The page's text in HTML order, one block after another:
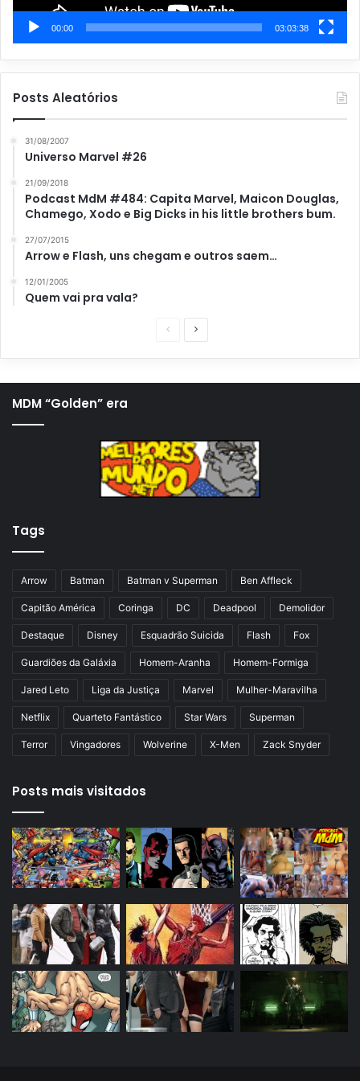
00:00 03:03:38
Posts Aleatórios
31/08/2007
Universo Marvel #26
21/09/2018
Podcast MdM #484: Capita Marvel, Maicon Douglas,
Chamego, Xodo e Big Dicks in his little brothers bum.
27/07/2015
Arrow e Flash, uns chegam e outros saem…
12/01/2005
Quem vai pra vala?
a
a
n
m
a
p
n
MDM “Golden” era
Tags
Arrow Batman Batman v Superman Ben Affleck
Capitão América Coringa DC Deadpool Demolidor
Destaque Disney Esquadrão Suicida Flash Fox
Guardiões da Galáxia Homem-Aranha Homem-Formiga
Jared Leto Liga da Justiça Marvel Mulher-Maravilha
Netflix Quarteto Fantástico Star Wars Superman
Terror Vingadores Wolverine X-Men Zack Snyder
Posts mais visitados